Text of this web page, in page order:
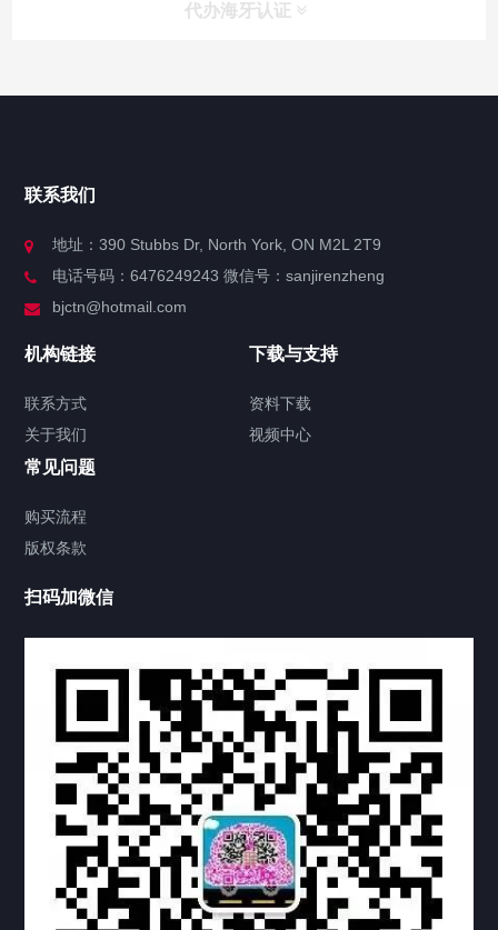
代办海牙认证
服务分类
签署类文件海牙认证程序费用
视频中心
热门标签 TAG
机构链接
联系方式 关于我们
下载与支持
资料下载 视频中心
常见问题
联系我们
地址：390 Stubbs Dr, North York, ON M2L 2T9
电话号码：6476249243 微信号：sanjirenzheng
bjctn@hotmail.com
机构链接
联系方式
关于我们
下载与支持
资料下载
视频中心
常见问题
购买流程
版权条款
扫码加微信